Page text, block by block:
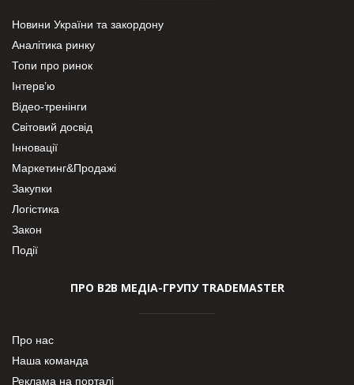
Новини України та закордону
Аналітика ринку
Топи про ринок
Інтерв’ю
Відео-тренінги
Світовий досвід
Інновації
Маркетинг&Продажі
Закупки
Логістика
Закон
Події
ПРО В2В МЕДІА-ГРУПУ TRADEMASTER
Про нас
Наша команда
Реклама на порталі